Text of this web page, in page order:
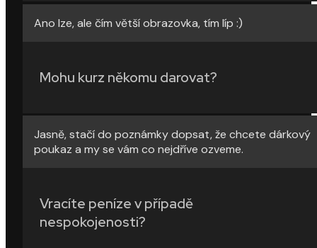
Ano lze, ale čím větší obrazovka, tím líp :)
Mohu kurz někomu darovat?
Jasně, stačí do poznámky dopsat, že chcete dárkový
poukaz a my se vám co nejdříve ozveme.
Vracíte peníze v případě
nespokojenosti?